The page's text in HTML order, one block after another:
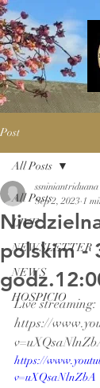
Post
All Posts
LIVE
NEWSLETTER
NEWS
HOSPICIO
All Posts
polskim -
ssniniantriduana
Sep 2, 2023 1
Live streaming:
https://
https://
v=uXQsaNlnZbA